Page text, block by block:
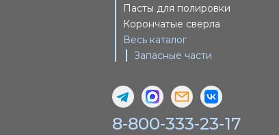
Пасты для полировки
Корончатые сверла
Весь каталог
Запасные части
8-800-333-23-17